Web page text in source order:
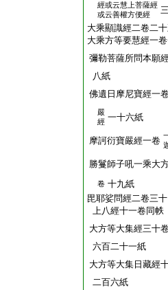
經或云慧上菩薩經
或云善權方便經
大乘顯識經二卷二
大乘方等要慧經一
彌勒菩薩所問本願
八紙
佛遺日摩尼寶經一
嚴
經 一十六紙
摩訶衍寶嚴經一卷
勝鬘師子吼一乘大
卷 十九紙
毘耶娑問經二卷三
上八經十一卷同帙
大方等大集經三十
六百二十一紙
大方等大集日藏經
二百六紙